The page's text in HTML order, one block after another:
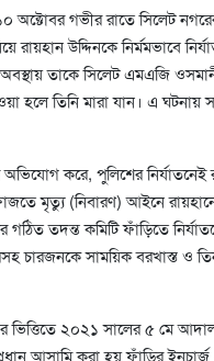
অক্টোবর গভীর রাতে সিলেট
রায়হান উদ্দিনকে নির্মমভাবে
তাকে সিলেট এমএজি
হলে তিনি মারা যান। এ ঘটনায়
অভিযোগ করে, পুলিশের নির্যাতনেই
মৃত্যু (নিবারণ) আইনে
গঠিত তদন্ত কমিটি ফাঁড়িতে
সাময়িক বরখাস্ত ও
ভিত্তিতে ২০২১ সালের ৫ মে
আসামি করা হয় ফাঁড়ির